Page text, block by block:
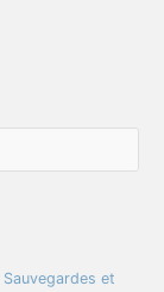
Sauvegardes et